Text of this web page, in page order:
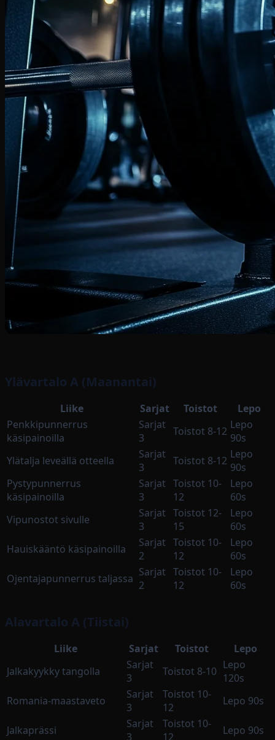
Ylävartalo A (Maanantai)
Liike Sarjat Toistot
Lepo
Penkkipunnerrus
käsipainoilla
Sarjat
3
Toistot 8-12 Lepo
90s
Ylätalja leveällä otteella
Sarjat
3
Toistot 8-12 Lepo
90s
Pystypunnerrus
käsipainoilla
Sarjat
3
Toistot 10-
12
Lepo
60s
Vipunostot sivulle
Sarjat
3
Toistot 12-
15
Lepo
60s
Hauiskääntö käsipainoilla
Sarjat
2
Toistot 10-
12
Lepo
60s
Ojentajapunnerrus taljassa Sarjat
2
Toistot 10-
12
Lepo
60s
Alavartalo A (Tiistai)
Liike Sarjat Toistot
Lepo
Jalkakyykky tangolla
Sarjat
3
Toistot 8-10 Lepo
120s
Romania-maastaveto
Sarjat
3
Toistot 10-
12
Lepo 90s
Jalkaprässi
Sarjat
3
Toistot 10-
12
Lepo 90s